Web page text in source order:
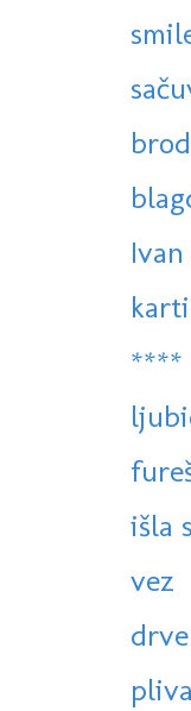
****
išla
vez